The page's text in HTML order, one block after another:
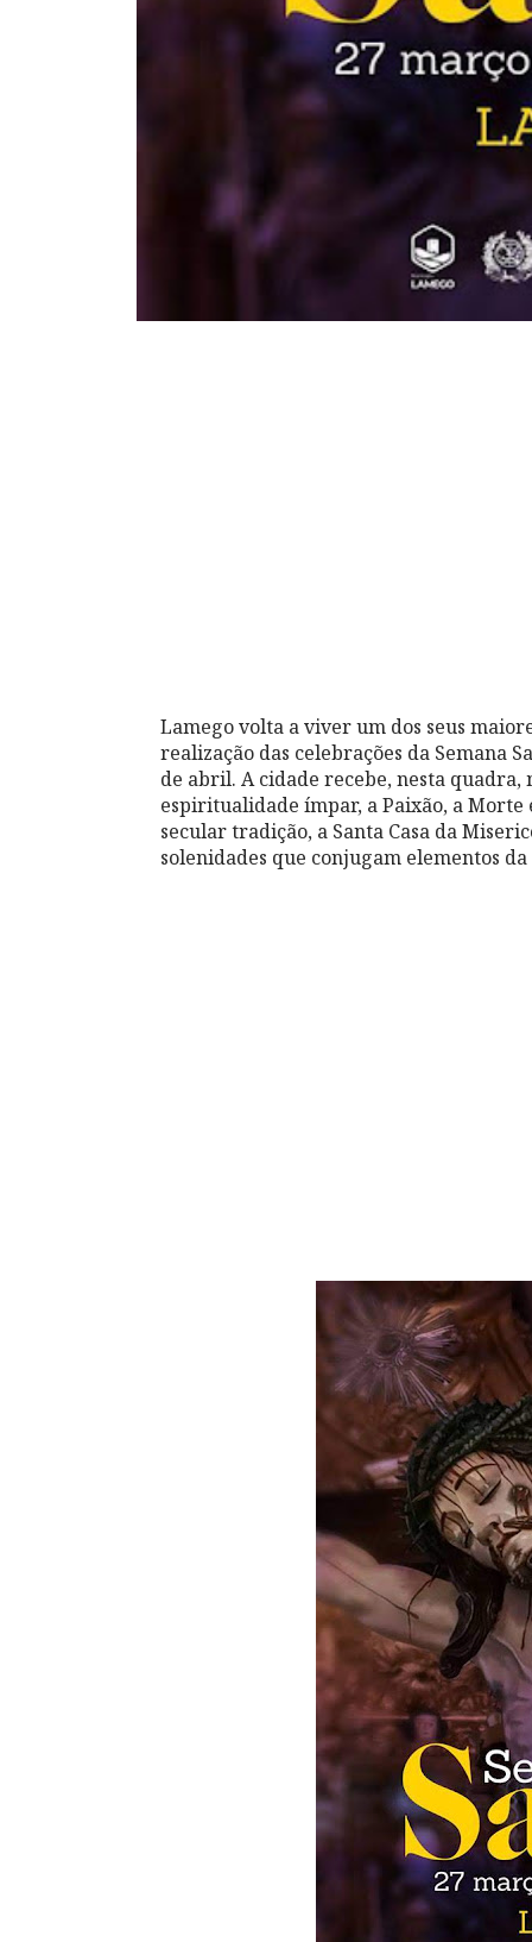
Lamego volta a viver um dos seus
realização das celebrações da Semana
de abril. A cidade recebe, nesta
espiritualidade ímpar, a Paixão, a Morte
secular tradição, a Santa Casa da
solenidades que conjugam elementos